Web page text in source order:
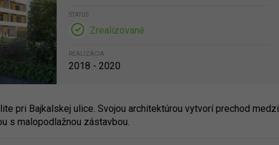
STATUS
Zrealizované
REALIZÁCIA
2018 - 2020
pri Bajkalskej ulice. Svojou architektúrou vytvorí prechod medzi
s malopodlažnou zástavbou.